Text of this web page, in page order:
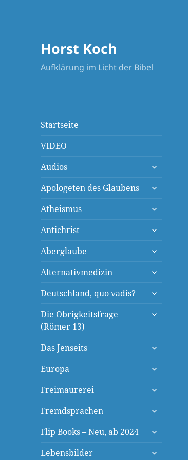
Horst Koch
Aufklärung im Licht der Bibel
Startseite
VIDEO
Audios
untermenü
Apologeten des Glaubens
untermenü
Atheismus
untermenü
Antichrist
untermenü
Aberglaube
untermenü
Alternativmedizin
untermenü
Deutschland, quo vadis?
untermenü
Die Obrigkeitsfrage
(Römer 13)
untermenü
Das Jenseits
untermenü
Europa
untermenü
Freimaurerei
untermenü
Fremdsprachen
untermenü
Flip Books – Neu, ab 2024
untermenü
Lebensbilder
untermenü